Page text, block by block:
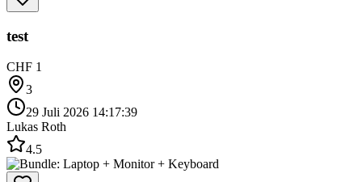
test
CHF 1
3
29 Juli 2026 14:17:39
Lukas Roth
4.5